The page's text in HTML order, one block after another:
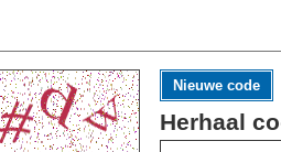
Nieuwe code
Herhaal